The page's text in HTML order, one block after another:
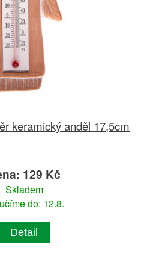
keramický anděl 17,5cm
129 Kč
Skladem
do: 12.8.
Detail